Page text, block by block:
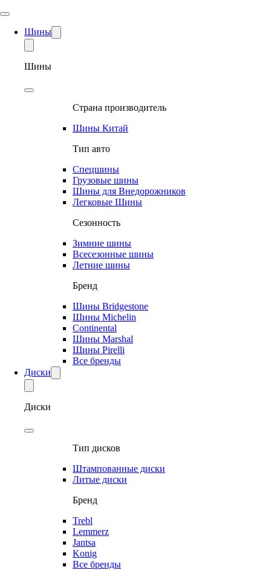
Шины
Шины
Страна производитель
Шины Китай
Тип авто
Спецшины
Грузовые шины
Шины для Внедорожников
Легковые Шины
Сезонность
Зимние шины
Всесезонные шины
Летние шины
Бренд
Шины Bridgestone
Шины Michelin
Continental
Шины Marshal
Шины Pirelli
Все бренды
Диски
Диски
Тип дисков
Штампованные диски
Литые диски
Бренд
Trebl
Lemmerz
Jantsa
Konig
Все бренды